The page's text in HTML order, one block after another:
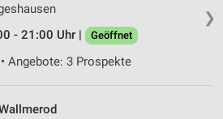
❯
- 21:00 Uhr |
Geöffnet
Angebote: 3 Prospekte